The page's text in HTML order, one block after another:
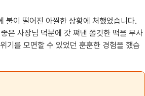
불이 떨어진 아찔한 상황에 처했었습니다.
은 사장님 덕분에 갓 쪄낸 쫄깃한 떡을 무사
기를 모면할 수 있었던 훈훈한 경험을 했습